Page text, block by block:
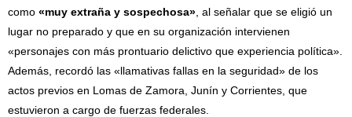
como «muy extraña y sospechosa» , al señalar que se eligió un
lugar no preparado y que en su organización intervienen
«personajes con más prontuario delictivo que experiencia política».
Además, recordó las «llamativas fallas en la seguridad» de los
actos previos en Lomas de Zamora, Junín y Corrientes, que
estuvieron a cargo de fuerzas federales.